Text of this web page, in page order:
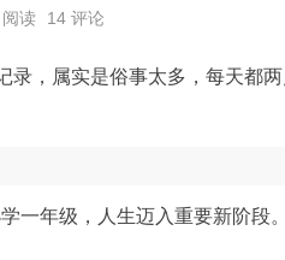
阅读 14 评论
录，属实是俗事太多，每天都
一年级，人生迈入重要新阶段